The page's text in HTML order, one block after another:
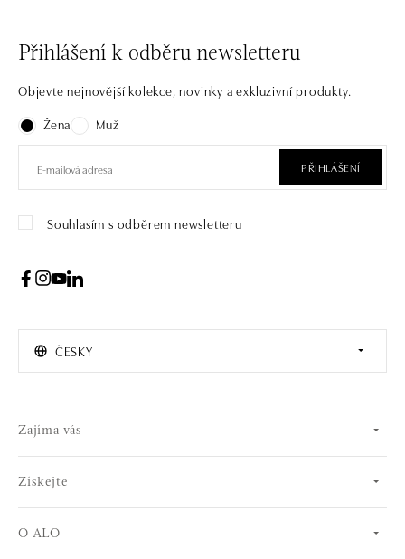
Přihlášení k odběru newsletteru
Objevte nejnovější kolekce, novinky a exkluzivní produkty.
Žena
Muž
PŘIHLÁŠENÍ
Souhlasím s odběrem newsletteru
ČESKY
Zajíma vás
Získejte
O ALO